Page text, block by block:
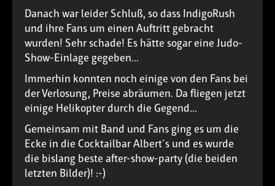
Danach war leider Schluß, so dass IndigoRush
und ihre Fans um einen Auftritt gebracht
wurden! Sehr schade! Es hätte sogar eine Judo-
Show-Einlage gegeben...
Immerhin konnten noch einige von den Fans bei
der Verlosung, Preise abräumen. Da fliegen jetzt
einige Helikopter durch die Gegend...
Gemeinsam mit Band und Fans ging es um die
Ecke in die Cocktailbar Albert´s und es wurde
die bislang beste after-show-party (die beiden
letzten Bilder)! :-)